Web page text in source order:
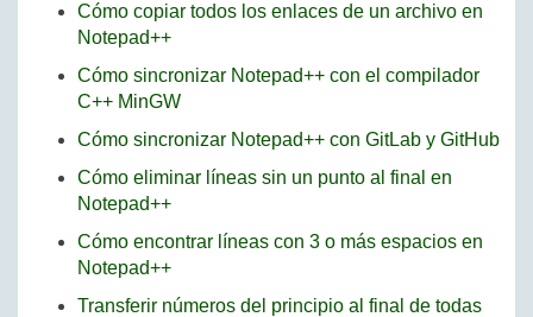
Cómo copiar todos los enlaces de un archivo en
Notepad++
Cómo sincronizar Notepad++ con el compilador
C++ MinGW
Cómo sincronizar Notepad++ con GitLab y GitHub
Cómo eliminar líneas sin un punto al final en
Notepad++
Cómo encontrar líneas con 3 o más espacios en
Notepad++
Transferir números del principio al final de todas